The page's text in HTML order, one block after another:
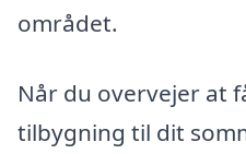
området.
Når du overvejer at
tilbygning til dit